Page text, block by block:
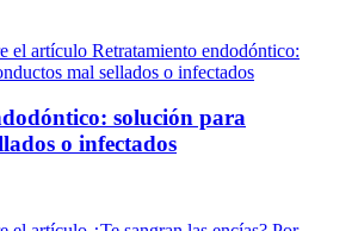
solución para
o infectados